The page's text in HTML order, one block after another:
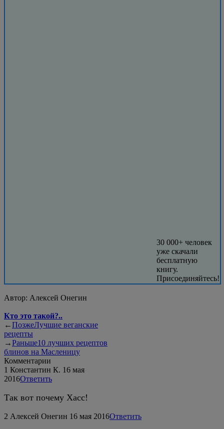
30 000+ человек
уже скачали
бесплатную
книгу.
Присоединяйтесь!
Автор: Алексей Онегин
Кто это такой?..
←ПозжеЛучшие веганские
рецепты
→Раньше10 лучших рецептов
блинов на Масленицу
Комментарии
1 Константин К. 16 мая
2016Ответить
Так вот почему Хасс!
2 Алексей Онегин 16 мая 2016Ответить